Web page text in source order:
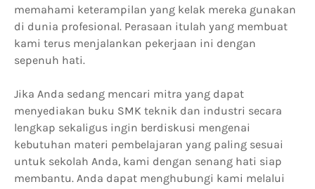
memahami keterampilan yang kelak mereka gunakan
di dunia profesional. Perasaan itulah yang membuat
kami terus menjalankan pekerjaan ini dengan
sepenuh hati.
Jika Anda sedang mencari mitra yang dapat
menyediakan buku SMK teknik dan industri secara
lengkap sekaligus ingin berdiskusi mengenai
kebutuhan materi pembelajaran yang paling sesuai
untuk sekolah Anda, kami dengan senang hati siap
membantu. Anda dapat menghubungi kami melalui